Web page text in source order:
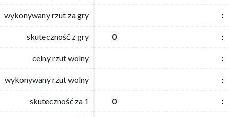
wykonywany rzut za gry :
skuteczność z gry 0 :
celny rzut wolny :
wykonywany rzut wolny :
skuteczność za 1 0 :
wykonywany rzut za gry :
skuteczność z gry 0 :
celny rzut wolny :
wykonywany rzut wolny :
skuteczność za 1 0 :